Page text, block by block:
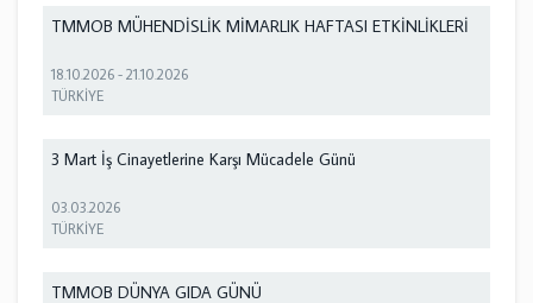
TMMOB MÜHENDİSLİK MİMARLIK HAFTASI ETKİNLİKLERİ
18.10.2026 -21.10.2026
TÜRKİYE
3 Mart İş Cinayetlerine Karşı Mücadele Günü
03.03.2026
TÜRKİYE
TMMOB DÜNYA GIDA GÜNÜ